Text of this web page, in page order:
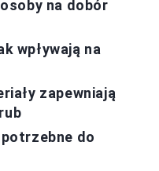
na dobór
wpływają na
zapewniają
do